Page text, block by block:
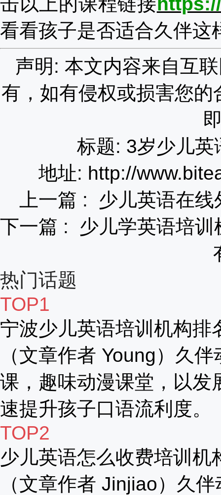
看看孩子是否适合久伴这
声明: 本文内容来自互
有，如有侵权或损害您
标题: 3岁少儿
地址: http://
上一篇 : 少儿英语在
下一篇 : 少儿学英语培
热门话题
TOP1
宁波少儿英语培训机构排
（文章作者 Young）久
课，趣味动漫课堂，以发
速提升孩子口语流利度。
TOP2
少儿英语怎么收费培训机
（文章作者 Jinjiao）久